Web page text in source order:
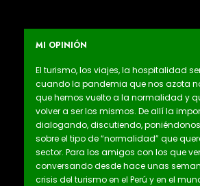
MI OPINIÓN
El turismo, los viajes, la hospitalidad
cuando la pandemia que nos azota
que hemos vuelto a la normalidad y
volver a ser los mismos. De allí la
dialogando, discutiendo,
sobre el tipo de “normalidad” que
sector. Para los amigos con los que
conversando desde hace unas
crisis del turismo en el Perú y en el